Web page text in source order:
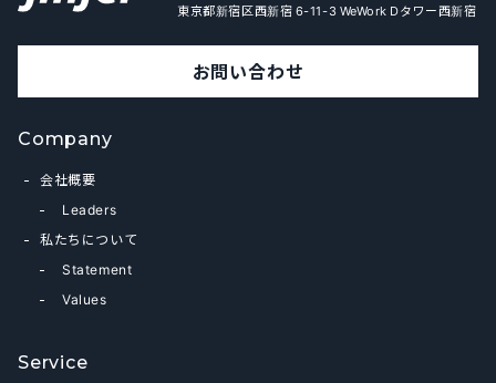
東京都新宿区西新宿 6-11-3 WeWork Dタワー西新宿
お問い合わせ
Company
会社概要
Leaders
私たちについて
Statement
Values
Service